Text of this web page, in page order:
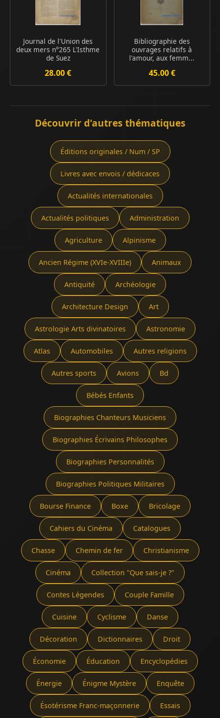
Journal de l'Union des
deux mers n°265 L'Isthme
de Suez
28.00 €
Bibliographie des
ouvrages relatifs à
l'amour, aux femm...
45.00 €
Découvrir d'autres thématiques
Éditions originales / Num / SP
Livres avec envois / dédicaces
Actualités internationales
Actualités politiques Administration
Agriculture Alpinisme
Ancien Régime (XVIe-XVIIIe) Animaux
Antiquité Archéologie
Architecture Design Art
Astrologie Arts divinatoires Astronomie
Atlas Automobiles Autres religions
Autres sports Avions Bd
Bébés Enfants
Biographies Chanteurs Musiciens
Biographies Écrivains Philosophes
Biographies Personnalités
Biographies Politiques Militaires
Bourse Finance Boxe Bricolage
Cahiers du Cinéma Catalogues
Chasse Chemin de fer Christianisme
Cinéma Collection "Que sais-je ?"
Contes Légendes Couple Famille
Cuisine Cyclisme Danse
Décoration Dictionnaires Droit
Économie Éducation Encyclopédies
Énergie Énigme Mystère Enquête
Ésotérisme Franc-maçonnerie Essais